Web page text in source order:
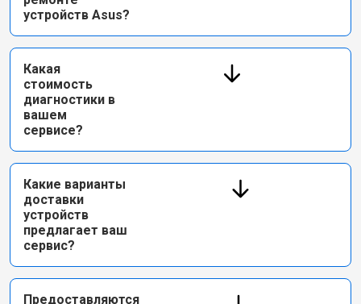
устройств Asus?
Какая
стоимость
диагностики в
вашем
сервисе?
Какие варианты
доставки
устройств
предлагает ваш
сервис?
Предоставляются